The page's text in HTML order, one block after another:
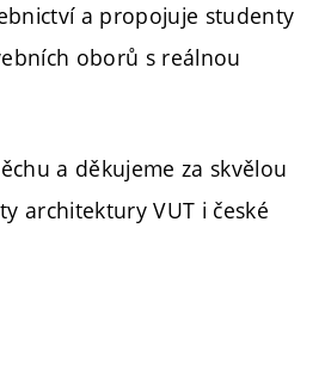
a propojuje studenty
oborů s reálnou
a děkujeme za skvělou
architektury VUT i české